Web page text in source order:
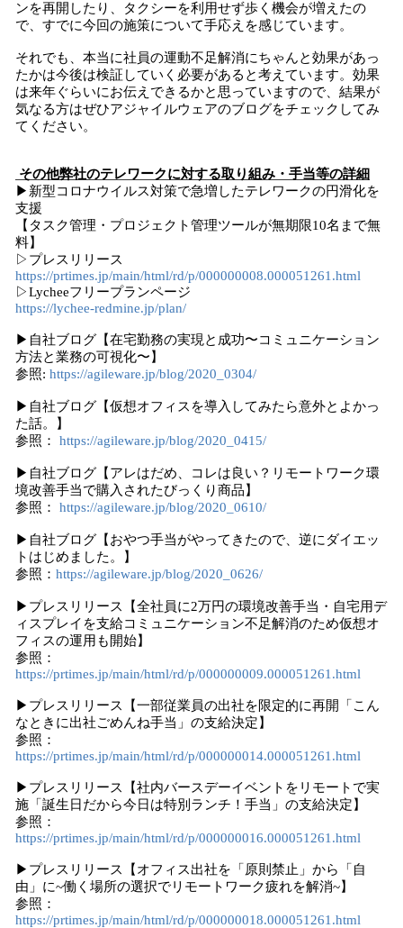
ンを再開したり、タクシーを利用せず歩く機会が増えたの
で、すでに今回の施策について手応えを感じています。
それでも、本当に社員の運動不足解消にちゃんと効果があっ
たかは今後は検証していく必要があると考えています。効果
は来年ぐらいにお伝えできるかと思っていますので、結果が
気なる方はぜひアジャイルウェアのブログをチェックしてみ
てください。
その他弊社のテレワークに対する取り組み・手当等の詳細
▶新型コロナウイルス対策で急増したテレワークの円滑化を
支援
【タスク管理・プロジェクト管理ツールが無期限10名まで無
料】
▷プレスリリース
https://prtimes.jp/main/html/rd/p/000000008.000051261.html
▷Lycheeフリープランページ
https://lychee-redmine.jp/plan/
▶自社ブログ【在宅勤務の実現と成功〜コミュニケーション
方法と業務の可視化〜】
参照: https://agileware.jp/blog/2020_0304/
▶自社ブログ【仮想オフィスを導入してみたら意外とよかっ
た話。】
参照： https://agileware.jp/blog/2020_0415/
▶自社ブログ【アレはだめ、コレは良い？リモートワーク環
境改善手当で購入されたびっくり商品】
参照： https://agileware.jp/blog/2020_0610/
▶自社ブログ【おやつ手当がやってきたので、逆にダイエッ
トはじめました。】
参照： https://agileware.jp/blog/2020_0626/
▶プレスリリース【全社員に2万円の環境改善手当・自宅用デ
ィスプレイを支給コミュニケーション不足解消のため仮想オ
フィスの運用も開始】
参照：
https://prtimes.jp/main/html/rd/p/000000009.000051261.html
▶プレスリリース【一部従業員の出社を限定的に再開「こん
なときに出社ごめんね手当」の支給決定】
参照：
https://prtimes.jp/main/html/rd/p/000000014.000051261.html
▶プレスリリース【社内バースデーイベントをリモートで実
施「誕生日だから今日は特別ランチ！手当」の支給決定】
参照：
https://prtimes.jp/main/html/rd/p/000000016.000051261.html
▶プレスリリース【オフィス出社を「原則禁止」から「自
由」に~働く場所の選択でリモートワーク疲れを解消~】
参照：
https://prtimes.jp/main/html/rd/p/000000018.000051261.html